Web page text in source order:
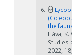
6.
the
Háva,
Studies
2022,